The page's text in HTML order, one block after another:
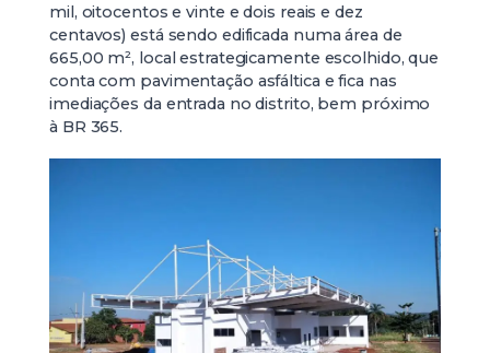
mil, oitocentos e vinte e dois reais e dez
centavos) está sendo edificada numa área de
665,00 m², local estrategicamente escolhido, que
conta com pavimentação asfáltica e fica nas
imediações da entrada no distrito, bem próximo
à BR 365.